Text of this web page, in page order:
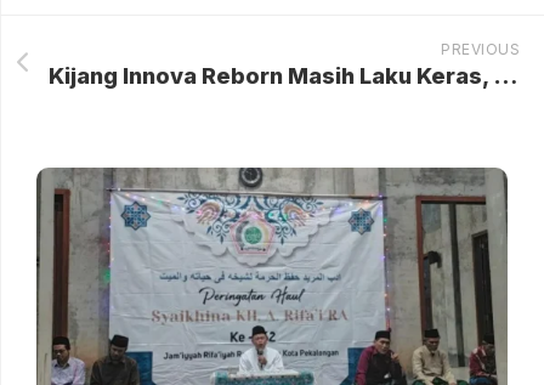
PREVIOUS
Kijang Innova Reborn Masih Laku Keras, Kalahkan Innova Zenix